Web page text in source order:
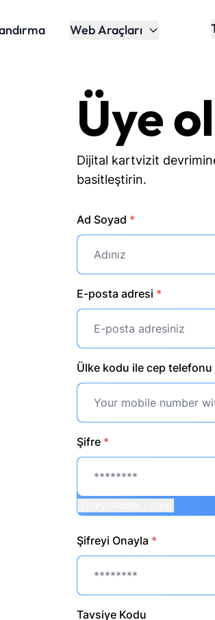
Web Araçları
Üye
Dijital kartvizit devrimine
basitleştirin.
Ad Soyad *
E-posta adresi *
Ülke kodu ile cep telefonu
Şifre *
Şifreyi Onayla *
Tavsiye Kodu